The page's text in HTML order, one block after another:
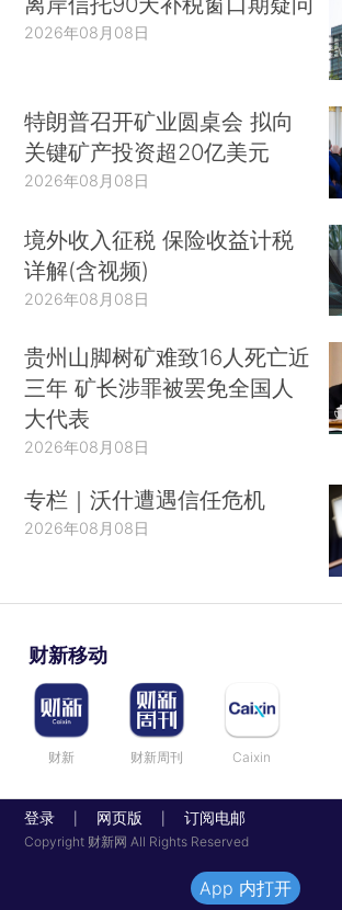
2026年08月08日
特朗普召开矿业圆桌会 拟向
关键矿产投资超20亿美元
2026年08月08日
境外收入征税 保险收益计税
详解(含视频)
2026年08月08日
贵州山脚树矿难致16人死亡近
三年 矿长涉罪被罢免全国人
大代表
2026年08月08日
专栏｜沃什遭遇信任危机
2026年08月08日
财新移动
财新 财新周刊 Caixin
登录 网页版 订阅电邮
Copyright 财新网 All Rights Reserved
App 内打开